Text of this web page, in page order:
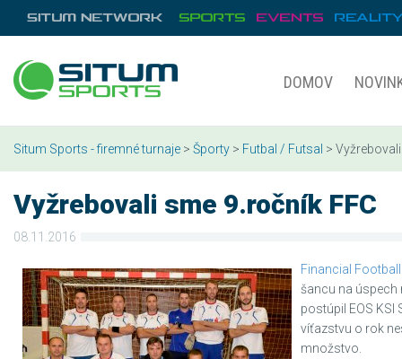
DOMOV
Situm Sports - firemné turnaje > Športy > Futbal / Futsal >
Vyžrebovali sme 9.ročník FFC
08.11.2016
Financial
šancu na úspech
postúpil EOS
víťazstvu o rok
množstvo.